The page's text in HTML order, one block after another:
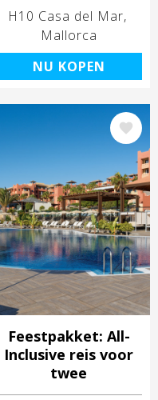
H10 Casa del Mar
Mallorca
NU KOPEN
Feestpakket: All-
Inclusive reis voor
twee